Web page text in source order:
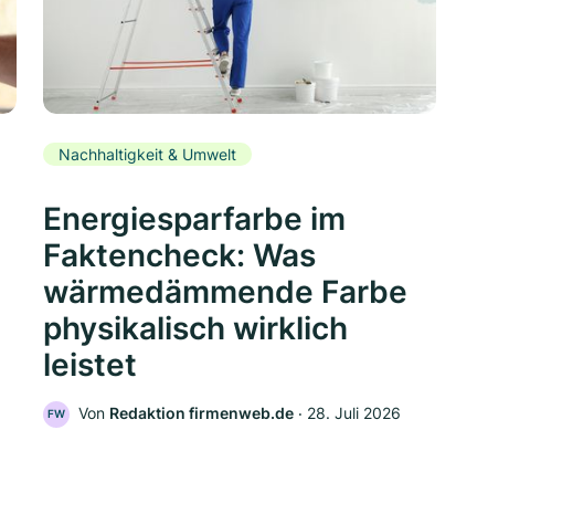
Nachhaltigkeit & Umwelt
Energiesparfarbe im
Faktencheck: Was
wärmedämmende Farbe
physikalisch wirklich
leistet
FW Von Redaktion firmenweb.de ‧ 28. Juli 2026